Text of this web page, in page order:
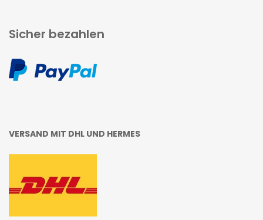
Sicher bezahlen
VERSAND MIT DHL UND HERMES